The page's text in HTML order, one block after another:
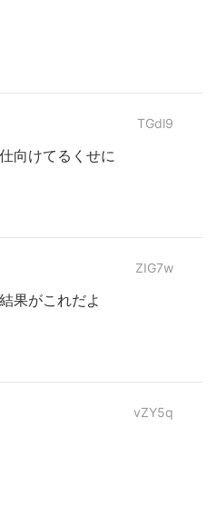
TGdl9
向けてるくせに
ZIG7w
果がこれだよ
vZY5q